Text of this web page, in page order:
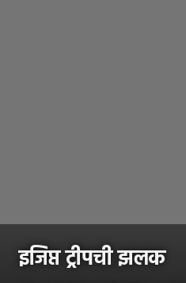
इजिप्त ट्रीपची झलक